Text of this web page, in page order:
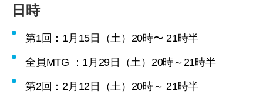
日時
第1回：1月15日（土）20時〜 21時半
全員MTG ：1月29日（土）20時～21時半
第2回：2月12日（土）20時～ 21時半